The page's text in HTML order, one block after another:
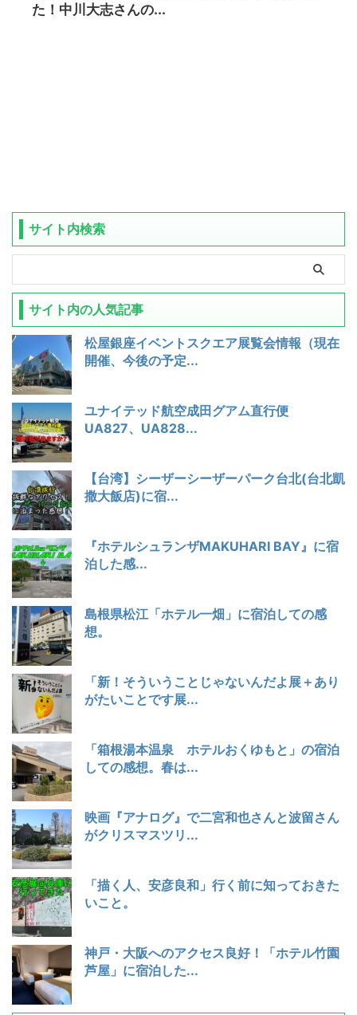
た！中川大志さんの...
サイト内検索
サイト内の人気記事
松屋銀座イベントスクエア展覧会情報（現在
開催、今後の予定...
ユナイテッド航空成田グアム直行便
UA827、UA828...
【台湾】シーザーシーザーパーク台北(台北凱
撒大飯店)に宿...
『ホテルシュランザMAKUHARI BAY』に宿
泊した感...
島根県松江「ホテル一畑」に宿泊しての感
想。
「新！そういうことじゃないんだよ展＋あり
がたいことです展...
「箱根湯本温泉 ホテルおくゆもと」の宿泊
しての感想。春は...
映画『アナログ』で二宮和也さんと波留さん
がクリスマスツリ...
「描く人、安彦良和」行く前に知っておきた
いこと。
神戸・大阪へのアクセス良好！「ホテル竹園
芦屋」に宿泊した...